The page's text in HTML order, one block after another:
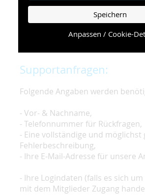
Speichern
Anpassen / Cookie-
Die schnellste Hilfe finden Sie auf
Seite, die die häufig gestellten
Supportanfragen:
Folgende Angaben werden
- Vor- & Nachname,
- Telefonnummer für Rückfragen,
- Eine vollständige und möglichst
Fehlerbeschreibung,
- Ihre E-Mail-Adresse für unsere
- Ihre Logindaten (falls es sich
mit dem Mitglieder Zugang